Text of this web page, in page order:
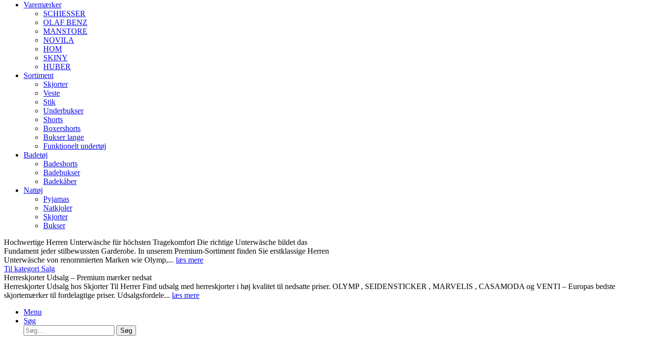
Varemærker
SCHIESSER
OLAF BENZ
MANSTORE
NOVILA
HOM
SKINY
HUBER
Sortiment
Skjorter
Veste
Stik
Underbukser
Shorts
Boxershorts
Bukser lange
Funktionelt undertøj
Badetøj
Badeshorts
Badebukser
Badekåber
Nattøj
Pyjamas
Natkjoler
Skjorter
Bukser
Hochwertige Herren Unterwäsche für höchsten Tragekomfort Die richtige Unterwäsche bildet das
Fundament jeder stilbewussten Garderobe. In unserem Premium-Sortiment finden Sie erstklassige Herren
Unterwäsche von renommierten Marken wie Olymp,... læs mere
Til kategori Salg
Herreskjorter Udsalg – Premium mærker nedsat
Herreskjorter Udsalg hos Skjorter Til Herrer Find udsalg med herreskjorter i høj kvalitet til nedsatte priser. OLYMP , SEIDENSTICKER , MARVELIS , CASAMODA og VENTI – Europas bedste
skjortemærker til fordelagtige priser. Udsalgsfordele... læs mere
Menu
Søg
Søg